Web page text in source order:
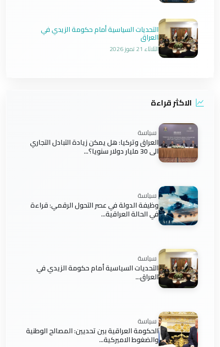
التحديات السياسية أمام حكومة الزيدي في
العراق
الثلاثاء 21 تموز 2026
الاكثر قراءة
سياسة
العراق وتركيا: هل يمكن زيادة التبادل التجاري
الى 30 مليار دولار سنويا؟...
سياسة
وظيفة الدولة في عصر التحول الرقمي: قراءة
في الحالة العراقية...
سياسة
التحديات السياسية أمام حكومة الزيدي في
العراق...
سياسة
الحكومة العراقية بين تحديين: المصالح الوطنية
والضغوط الاميركية...